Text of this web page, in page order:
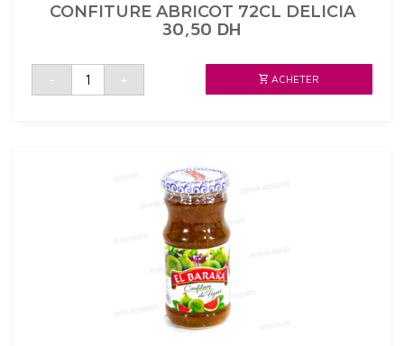
CONFITURE ABRICOT 72CL DELICIA
30,50 DH
-
quantité
CONFITURE
+ ACHETER